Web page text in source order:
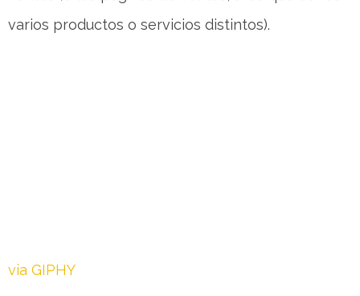
varios productos o servicios distintos).
via GIPHY